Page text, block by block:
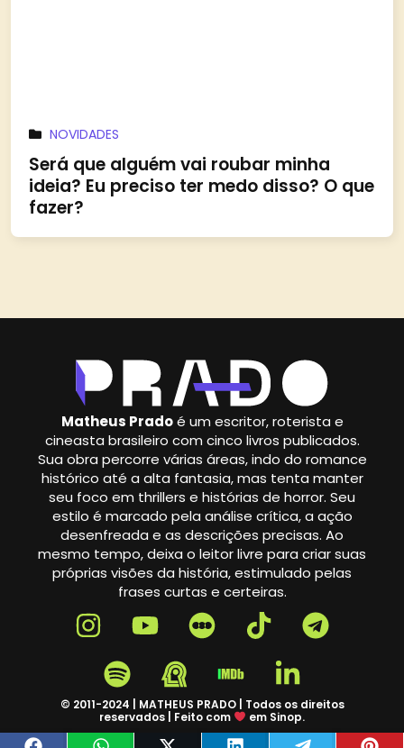
NOVIDADES
Será que alguém vai roubar minha
ideia? Eu preciso ter medo disso? O que
fazer?
Matheus Pradoé um escritor, roterista e
cineasta brasileiro com cinco livros publicados.
Sua obra percorre várias áreas, indo do romance
histórico até a alta fantasia, mas tenta manter
seu foco em thrillers e histórias de horror. Seu
estilo é marcado pela análise crítica, a ação
desenfreada e as descrições precisas. Ao
mesmo tempo, deixa o leitor livre para criar suas
próprias visões da história, estimulado pelas
frases curtas e certeiras.
© 2011-2024 | MATHEUS PRADO | Todos os direitos
reservados | Feito com
em Sinop.